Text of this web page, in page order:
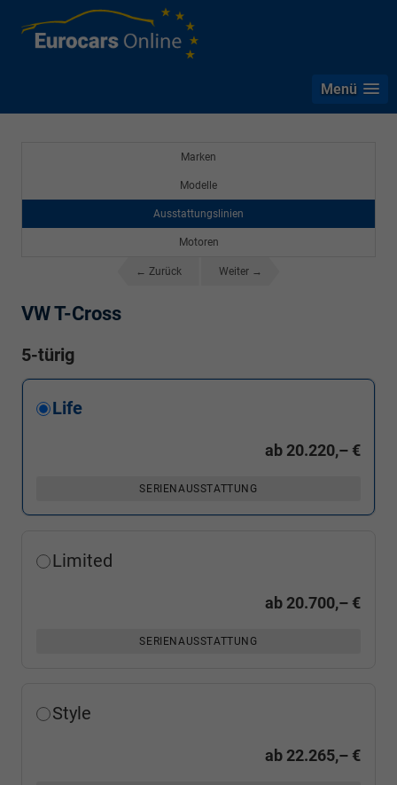
Menü
Marken
Modelle
Ausstattungslinien
Motoren
← Zurück Weiter →
VW T-Cross
5-türig
Life
ab20.220,– €
SERIENAUSSTATTUNG
Limited
ab20.700,– €
SERIENAUSSTATTUNG
Style
ab22.265,– €